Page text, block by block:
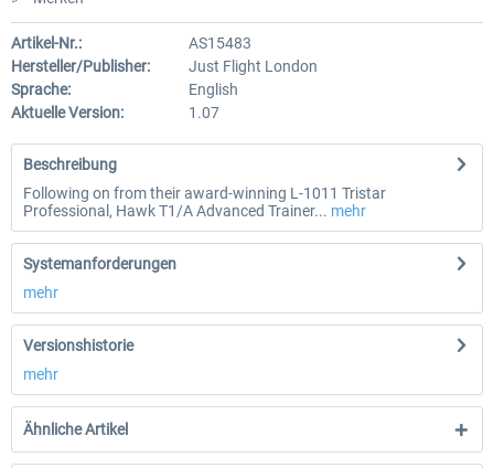
Artikel-Nr.:
AS15483
Hersteller/Publisher:
Just Flight London
Sprache:
English
Aktuelle Version:
1.07
Beschreibung
Following on from their award-winning L-1011 Tristar
Professional, Hawk T1/A Advanced Trainer... mehr
Systemanforderungen
mehr
Versionshistorie
mehr
Ähnliche Artikel